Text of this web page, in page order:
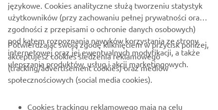
ODKRYJ BELISAMA
O FIRMIE
językowe. Cookies analityczne służą tworzeniu statystyk
użytkowników (przy zachowaniu pełnej prywatności oraz
zgodności z przepisami o ochronie danych osobowych)
pod kątem rozpoznania nawyków korzystania ze strony
internetowej oraz jej ewentualnych modyfikacji, a także
ulepszania produktów, usług i akcji marketingowych.
Potwierdzając swoją zgodę kliknięciem w przycisk poniżej,
akceptujesz cookies śledzenia reklamowego
(tracking/advertisement cookies) oraz mediów
społecznościowych (social media cookies).
Cookies trackingu reklamowego mają na celu